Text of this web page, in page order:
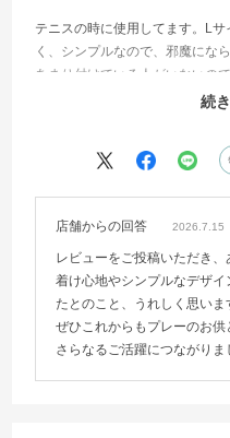
テニスの時に使用してます。L
く、シンプルなので、邪魔にな
あまり付けている人がいないの
が柔らかくなった感じがして、
続
店舗からの回答 2026.7.15
レビューをご投稿いただき、
着け心地やシンプルなデザ
たとのこと、うれしく思いま
ぜひこれからもプレーのお供
さらなるご活躍につながりま